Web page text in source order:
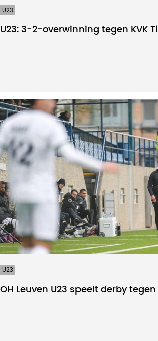
U23
U23: 3-2-overwinning tegen KVK
U23
OH Leuven U23 speelt derby tegen